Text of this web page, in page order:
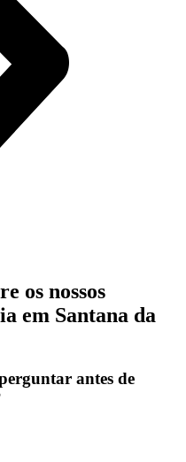
os nossos
em Santana da
antes de